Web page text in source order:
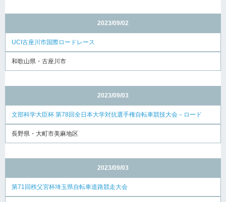
2023/09/02
UCI古座川市国際ロードレース
和歌山県・古座川市
2023/09/03
文部科学大臣杯 第78回全日本大学対抗選手権自転車競技大会－ロード
長野県・大町市美麻地区
2023/09/03
第71回秩父宮杯埼玉県自転車道路競走大会